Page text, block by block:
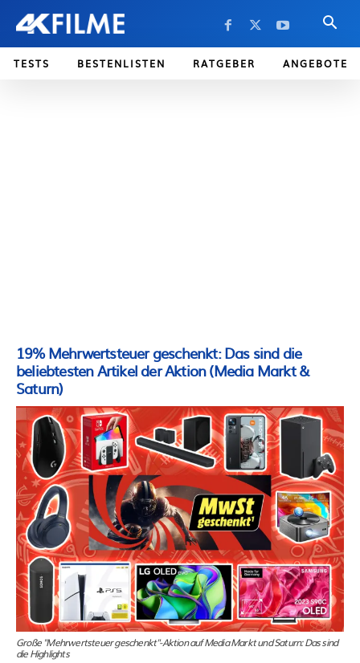
TESTS BESTENLISTEN RATGEBER ANGEBOTE
19% Mehrwertsteuer geschenkt: Das sind die
beliebtesten Artikel der Aktion (Media Markt &
Saturn)
Große "Mehrwertsteuer geschenkt"-Aktion auf Media Markt und Saturn: Das sind
die Highlights